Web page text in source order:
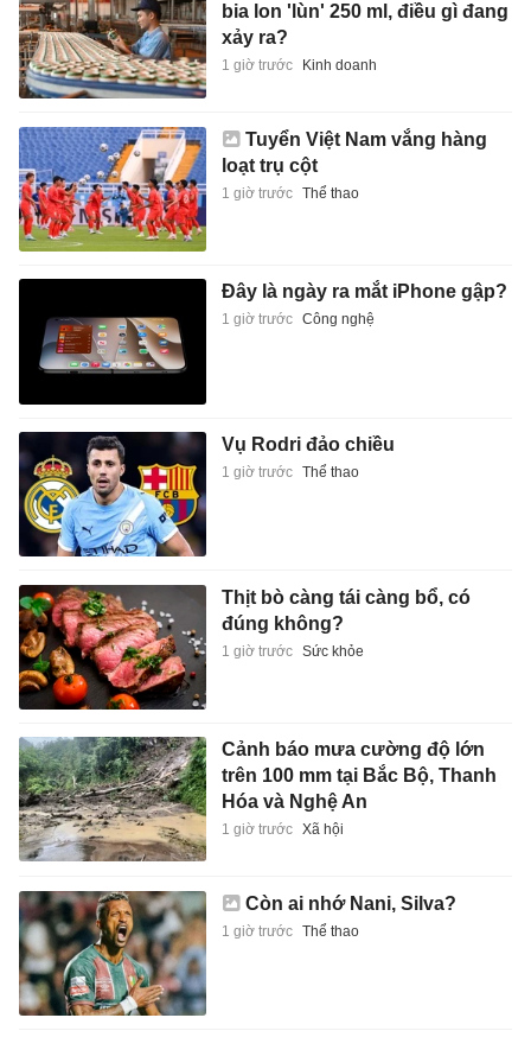
bia lon 'lùn' 250 ml, điều gì đang
xảy ra?
1 giờ trước Kinh doanh
Tuyển Việt Nam vắng hàng
loạt trụ cột
1 giờ trước Thể thao
Đây là ngày ra mắt iPhone gập?
1 giờ trước Công nghệ
Vụ Rodri đảo chiều
1 giờ trước Thể thao
Thịt bò càng tái càng bổ, có
đúng không?
1 giờ trước Sức khỏe
Cảnh báo mưa cường độ lớn
trên 100 mm tại Bắc Bộ, Thanh
Hóa và Nghệ An
1 giờ trước Xã hội
Còn ai nhớ Nani, Silva?
1 giờ trước Thể thao